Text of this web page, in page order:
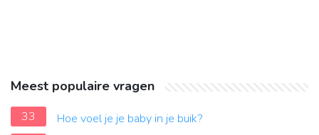
Meest populaire vragen
33
Hoe voel je je baby in je buik?